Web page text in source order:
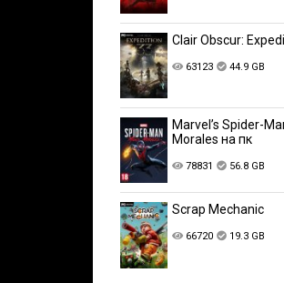
Clair Obscur:
63123 44.9 GB
Marvel’s Spider-
Morales на пк
78831 56.8 GB
Scrap Mechanic
66720 19.3 GB